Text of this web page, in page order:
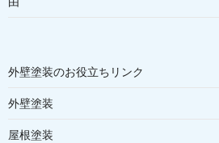
外壁塗装のお役立ちリンク
外壁塗装
屋根塗装